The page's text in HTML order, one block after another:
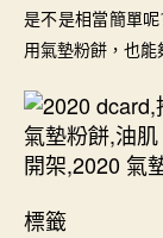
是不是相當簡單
用氣墊粉餅，也能
標籤